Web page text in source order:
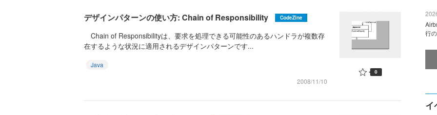
デザインパターンの使い方: Chain of Responsibility CodeZine
Chain of Responsibilityは、要求を処理できる可能性のあるハンドラが複数存
在するような状況に適用されるデザインパターンです...
Java
2008/11/10
0
行
イ